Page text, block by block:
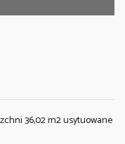
36,02 m2 usytuowane